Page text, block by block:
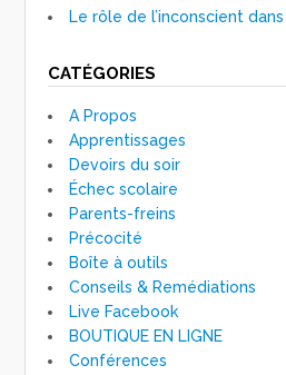
Le rôle de l’inconscient
CATÉGORIES
A Propos
Apprentissages
Devoirs du soir
Échec scolaire
Parents-freins
Précocité
Boîte à outils
Conseils & Remédiations
Live Facebook
BOUTIQUE EN LIGNE
Conférences